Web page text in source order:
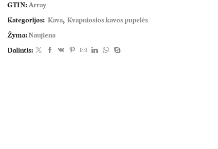
GTIN:Array
Kategorijos: Kava, Kvapniosios kavos pupelės
Žyma:Naujiena
Dalintis: